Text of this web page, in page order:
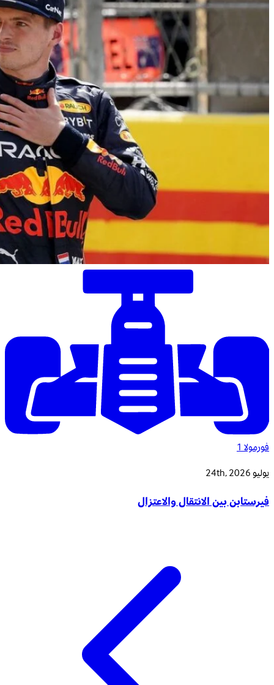
فورمولا 1
يوليو 24th, 2026
فيرستابن بين الانتقال والاعتزال